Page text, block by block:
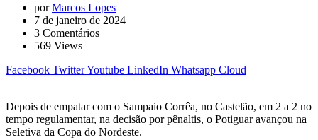
porMarcos Lopes
7 de janeiro de 2024
3 Comentários
569 Views
Facebook TwitterYoutube LinkedIn Whatsapp Cloud
Depois de empatar com o Sampaio Corrêa, no Castelão, em 2 a 2 no
tempo regulamentar, na decisão por pênaltis, o Potiguar avançou na
Seletiva da Copa do Nordeste.